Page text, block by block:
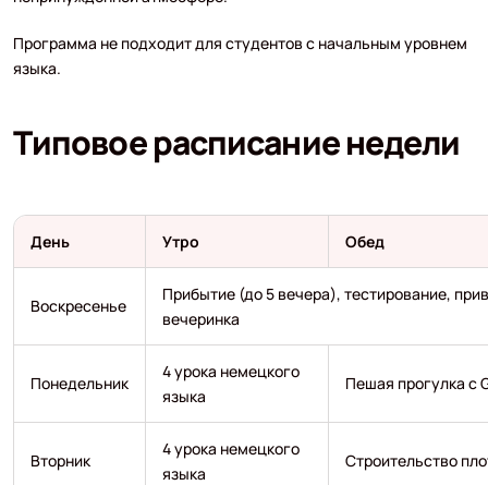
Программа не подходит для студентов с начальным уровнем
языка.
Типовое расписание недели
День Утро Обед
Воскресенье
Прибытие (до 5 вечера), тестирование,
вечеринка
Понедельник
4 урока немецкого
языка
Пешая прогулка с
Вторник
4 урока немецкого
языка
Строительство